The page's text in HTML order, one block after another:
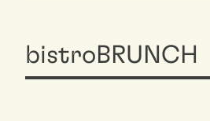
bistroBRUNCH